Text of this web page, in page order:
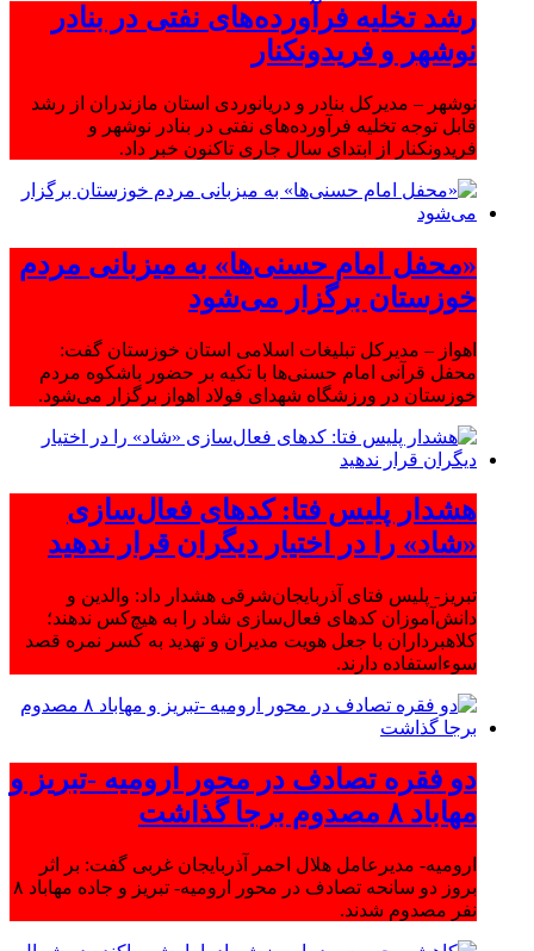
رشد تخلیه فرآورده‌های نفتی در بنادر
نوشهر و فریدونکنار
نوشهر – مدیرکل بنادر و دریانوردی استان مازندران از رشد
قابل توجه تخلیه فرآورده‌های نفتی در بنادر نوشهر و
فریدونکنار از ابتدای سال جاری تاکنون خبر داد.
«محفل امام حسنی‌ها» به میزبانی مردم
خوزستان برگزار می‌شود
اهواز – مدیرکل تبلیغات اسلامی استان خوزستان گفت:
محفل قرآنی امام حسنی‌ها با تکیه بر حضور باشکوه مردم
خوزستان در ورزشگاه شهدای فولاد اهواز برگزار می‌شود.
هشدار پلیس فتا: کدهای فعال‌سازی
«شاد» را در اختیار دیگران قرار ندهید
تبریز- پلیس فتای آذربایجان‌شرقی هشدار داد: والدین و
دانش‌آموزان کدهای فعال‌سازی شاد را به هیچ‌کس ندهند؛
کلاهبرداران با جعل هویت مدیران و تهدید به کسر نمره قصد
سوءاستفاده دارند.
دو فقره تصادف در محور ارومیه -تبریز و
مهاباد ۸ مصدوم برجا گذاشت
ارومیه- مدیرعامل هلال احمر آذربایجان غربی گفت: بر اثر
بروز دو سانحه تصادف در محور ارومیه- تبریز و جاده مهاباد ۸
نفر مصدوم شدند.